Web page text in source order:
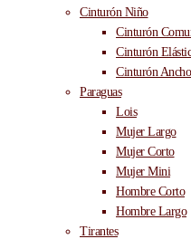
Cinturón Niño
Cinturón
Cinturón
Cinturón
Paraguas
Lois
Mujer Largo
Mujer Corto
Mujer Mini
Hombre Corto
Hombre Largo
Tirantes